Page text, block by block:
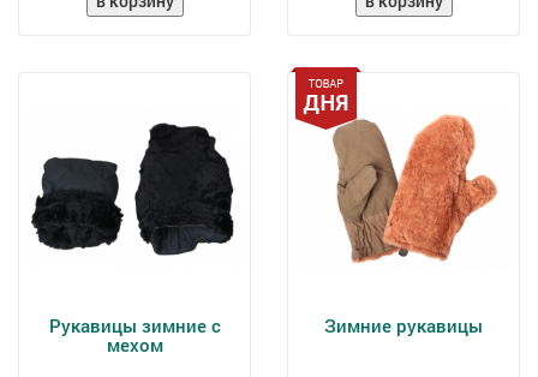
Рукавицы зимние с
мехом
Зимние рукавицы